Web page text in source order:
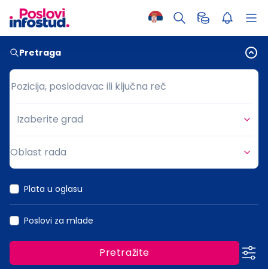
Pretraga
Pozicija, poslodavac ili ključna reč
Pozicija, poslodavac ili ključna reč
Grad
Izaberite grad
Oblast rada
Plata u oglasu
Poslovi za mlade
Pretražite